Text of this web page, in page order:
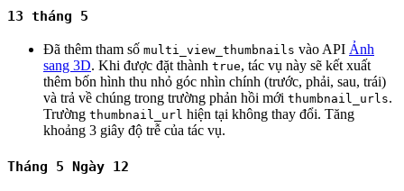
13 tháng 5
Đã thêm tham số multi_view_thumbnails vào API Ảnh
sang 3D. Khi được đặt thành true, tác vụ này sẽ kết xuất
thêm bốn hình thu nhỏ góc nhìn chính (trước, phải, sau, trái)
và trả về chúng trong trường phản hồi mới thumbnail_urls.
Trường thumbnail_url hiện tại không thay đổi. Tăng
khoảng 3 giây độ trễ của tác vụ.
Tháng 5 Ngày 12